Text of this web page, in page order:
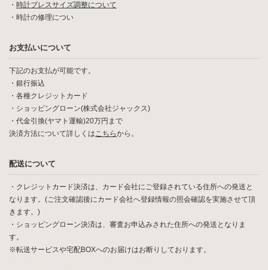
・ 時計ブレスサイズ調整について
・ 時計の修理につい
お支払いについて
下記のお支払が可能です。
・銀行振込
・各種クレジットカード
・ショッピングローン(株式会社ジャックス)
・代金引換(ヤマト運輸)20万円まで
決済方法について詳しくはこちらから。
配送について
・クレジットカード決済は、カード会社にご登録されている住所への発送と
なります。(ご注文確認後にカード会社へ登録情報の照会確認を実施させて頂
きます。)
・ショッピングローン決済は、審査お申込みされた住所への発送となりま
す。
※転送サービスや宅配BOXへのお届けはお断りしております。